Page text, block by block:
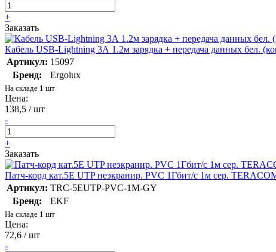
+
Заказать
Кабель USB-Lightning 3А 1.2м зарядка + передача данных бел.
Артикул: 15097
Бренд:
Ergolux
На складе 1 шт
Цена:
138,5 / шт
-
+
Заказать
Патч-корд кат.5E UTP неэкранир. PVC 1Гбит/с 1м сер.
Артикул: TRC-5EUTP-PVC-1M-GY
Бренд:
EKF
На складе 1 шт
Цена:
72,6 / шт
-